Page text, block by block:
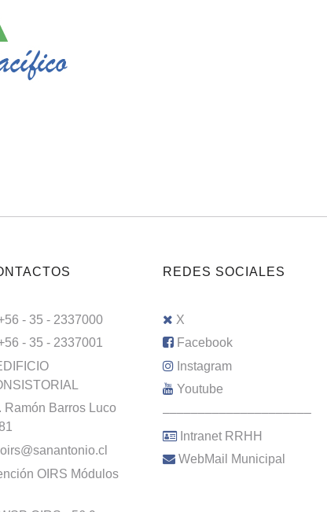
- 35 - 2337000
- 35 - 2337001
Ramón Barros Luco
oirs@sanantonio.cl
OIRS Módulos
REDES SOCIALES
X
Facebook
Instagram
Youtube
–––––––––––––––––––––
Intranet RRHH
WebMail Municipal